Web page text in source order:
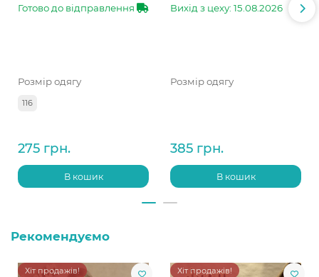
Готово до відправлення
Розмір одягу
116
275 грн.
В кошик
Вихід з цеху: 15.08.2026
Розмір одягу
385 грн.
В кошик
Рекомендуємо
Хіт продажів!
Хіт продажів!